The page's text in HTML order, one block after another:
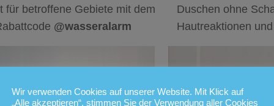
für betroffene Gebiete mit dem
@wasseralarm
Duschen ohne
Hautreaktionen
Wir verwenden Cookies auf unserer Website. Mit Klick auf
„Alle akzeptieren“, stimmen Sie der Verwendung aller Cookies